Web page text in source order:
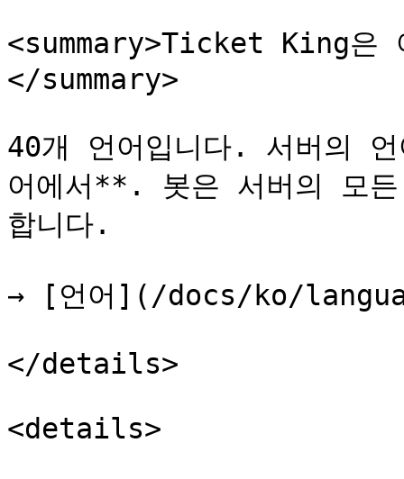
<summary>Ticket King은
</summary>
40개 언어입니다. 서버의
어에서**. 봇은 서버의 모
합니다.
→ [언어](/docs/ko/
</details>
<details>